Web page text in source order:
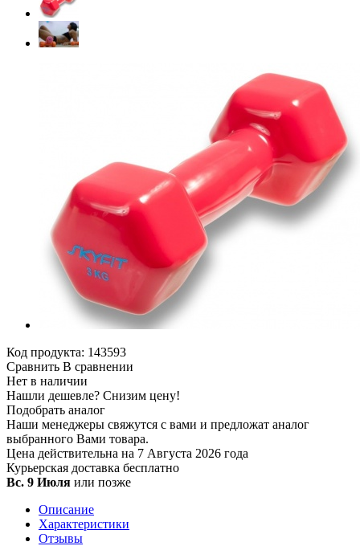
Код продукта: 143593
Сравнить В сравнении
Нет в наличии
Нашли дешевле? Снизим цену!
Подобрать аналог
Наши менеджеры свяжутся с вами и предложат аналог
выбранного Вами товара.
Цена действительна на 7 Августа 2026 года
Курьерская доставка бесплатно
Вс. 9 Июля или позже
Описание
Характеристики
Отзывы